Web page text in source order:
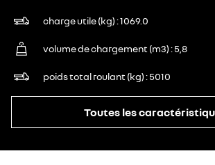
charge utile (kg) 1069.0
volume de chargement (m3) 5,8
poids total roulant (kg) 5010
Toutes les